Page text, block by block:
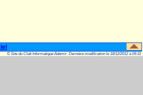
© Site du Club Informatique Ademir. Dernière modification le 18/12/2012 à 09:31